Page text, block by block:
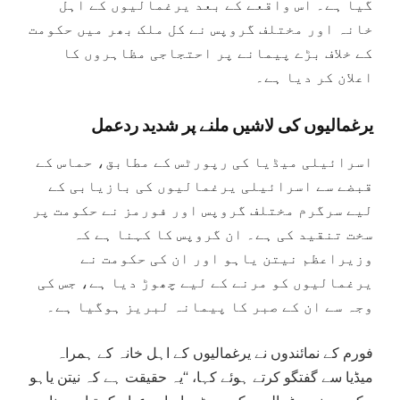
گیا ہے۔ اس واقعے کے بعد یرغمالیوں کے اہل
خانہ اور مختلف گروپس نے کل ملک بھر میں حکومت
کے خلاف بڑے پیمانے پر احتجاجی مظاہروں کا
اعلان کر دیا ہے۔
یرغمالیوں کی لاشیں ملنے پر شدید ردعمل
اسرائیلی میڈیا کی رپورٹس کے مطابق، حماس کے
قبضے سے اسرائیلی یرغمالیوں کی بازیابی کے
لیے سرگرم مختلف گروپس اور فورمز نے حکومت پر
سخت تنقید کی ہے۔ ان گروپس کا کہنا ہے کہ
وزیراعظم نیتن یاہو اور ان کی حکومت نے
یرغمالیوں کو مرنے کے لیے چھوڑ دیا ہے، جس کی
وجہ سے ان کے صبر کا پیمانہ لبریز ہوگیا ہے۔
فورم کے نمائندوں نے یرغمالیوں کے اہل خانہ کے ہمراہ
میڈیا سے گفتگو کرتے ہوئے کہا، “یہ حقیقت ہے کہ نیتن یاہو